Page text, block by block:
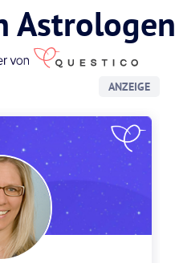
Astrologen
ANZEIGE